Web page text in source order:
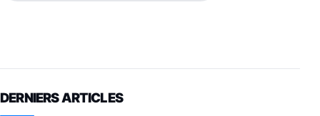
DERNIERS ARTICLES